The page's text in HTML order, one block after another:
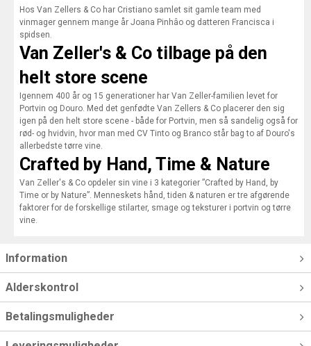
Hos Van Zellers & Co har Cristiano samlet sit gamle team med
vinmager gennem mange år Joana Pinhâo og datteren Francisca i
spidsen.
Van Zeller's & Co tilbage på den
helt store scene
Igennem 400 år og 15 generationer har Van Zeller-familien levet for
Portvin og Douro. Med det genfødte Van Zellers & Co placerer den sig
igen på den helt store scene - både for Portvin, men så sandelig også for
rød- og hvidvin, hvor man med CV Tinto og Branco står bag to af Douro's
allerbedste tørre vine.
Crafted by Hand, Time & Nature
Van Zeller's & Co opdeler sin vine i 3 kategorier ”Crafted by Hand, by
Time or by Nature”. Menneskets hånd, tiden & naturen er tre afgørende
faktorer for de forskellige stilarter, smage og teksturer i portvin og tørre
vine.
Information
Alderskontrol
Betalingsmuligheder